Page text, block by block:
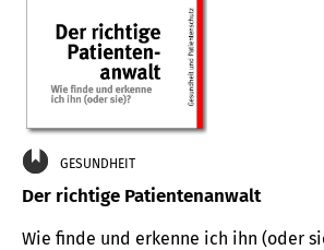
GESUNDHEIT
Der richtige Patientenanwalt
Wie finde und erkenne ich ihn (oder